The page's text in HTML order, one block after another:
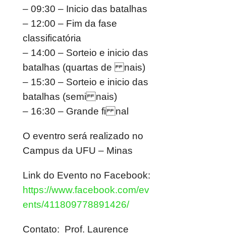
– 09:30 – Inicio das batalhas
– 12:00 – Fim da fase
classificatória
– 14:00 – Sorteio e inicio das
batalhas (quartas de nais)
– 15:30 – Sorteio e inicio das
batalhas (semi nais)
– 16:30 – Grande fi nal
O eventro será realizado no
Campus da UFU – Minas
Link do Evento no Facebook:
https://www.facebook.com/ev
ents/411809778891426/
Contato: Prof. Laurence